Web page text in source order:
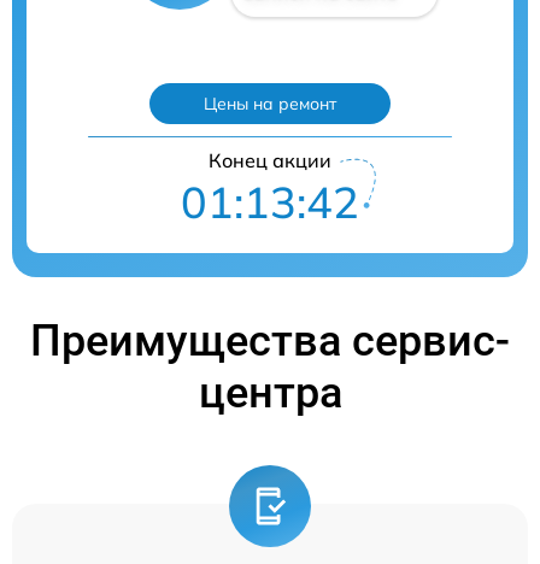
Цены на ремонт
Конец акции
01:13:41
Преимущества сервис-
центра